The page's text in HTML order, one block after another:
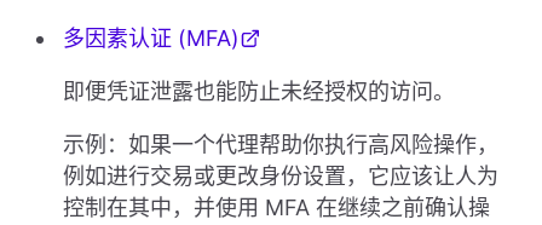
多因素认证 (MFA)
即便凭证泄露也能防止未经授权的访问。
示例：如果一个代理帮助你执行高风险操作，
例如进行交易或更改身份设置，它应该让人为
控制在其中，并使用 MFA 在继续之前确认操